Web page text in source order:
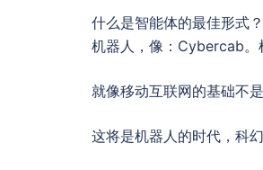
什么是智能体的最佳形式
机器人，像：Cybercab。
就像移动互联网的基础不
这将是机器人的时代，科